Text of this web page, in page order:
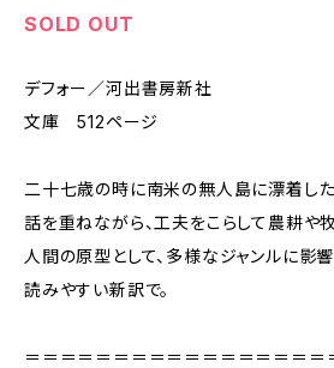
SOLD OUT
デフォー／河出書房新社
文庫 512ページ
二十七歳の時に南米の無人島に漂着し
話を重ねながら、工夫をこらして農耕や
人間の原型として、多様なジャンルに影
読みやすい新訳で。
＝＝＝＝＝＝＝＝＝＝＝＝＝＝＝＝＝